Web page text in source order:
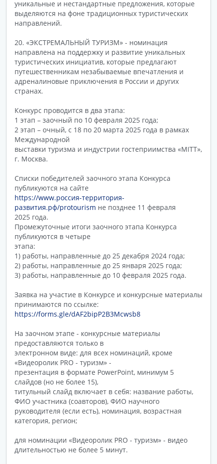
уникальные и нестандартные предложения, которые
выделяются на фоне традиционных туристических
направлений.
20. «ЭКСТРЕМАЛЬНЫЙ ТУРИЗМ» - номинация
направлена на поддержку и развитие уникальных
туристических инициатив, которые предлагают
путешественникам незабываемые впечатления и
адреналиновые приключения в России и других
странах.
Конкурс проводится в два этапа:
1 этап – заочный по 10 февраля 2025 года;
2 этап – очный, с 18 по 20 марта 2025 года в рамках
Международной
выставки туризма и индустрии гостеприимства «MITT»,
г. Москва.
Списки победителей заочного этапа Конкурса
публикуются на сайте
https://www.россия-территория-
развития.рф/protourism не позднее 11 февраля
2025 года.
Промежуточные итоги заочного этапа Конкурса
публикуются в четыре
этапа:
1) работы, направленные до 25 декабря 2024 года;
2) работы, направленные до 25 января 2025 года;
3) работы, направленные до 10 февраля 2025 года.
Заявка на участие в Конкурсе и конкурсные материалы
принимаются по ссылке:
https://forms.gle/dAF2bipP2B3Mcwsb8
На заочном этапе - конкурсные материалы
предоставляются только в
электронном виде: для всех номинаций, кроме
«Видеоролик PRO - туризм» -
презентация в формате PowerPoint, минимум 5
слайдов (но не более 15),
титульный слайд включает в себя: название работы,
ФИО участника (соавторов), ФИО научного
руководителя (если есть), номинация, возрастная
категория, регион;
для номинации «Видеоролик PRO - туризм» - видео
длительностью не более 5 минут.